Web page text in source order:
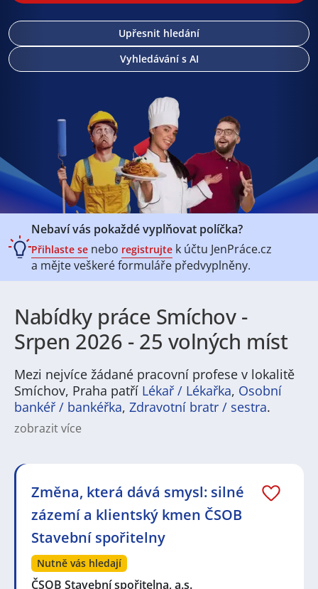
Upřesnit hledání
Vyhledávání s AI
Nebaví vás pokaždé vyplňovat políčka?
Přihlaste se nebo registrujte k účtu JenPráce.cz
a mějte veškeréformuláře předvyplněny.
Nabídky práce Smíchov -
Srpen 2026 - 25 volných míst
Mezi nejvíce žádané pracovní profese v lokalitě
Smíchov, Praha patří Lékař / Lékařka, Osobní
bankéř / bankéřka, Zdravotní bratr / sestra.
zobrazit více
západním břehu řeky Vltavy v Praze, hlavním městě
České republiky. Jedná se o jednu z historických
městských částí Prahy, která má bohatou historii a
mnoho charakteristických prvků. Smíchov je známý
svým rozmanitým kulturním dědictvím, včetně
historických budov, parků a kulturních center.
Změna, která dává smysl: silné
zázemí a klientský kmen ČSOB
Stavební spořitelny
Nutně vás hledají
ČSOB Stavební spořitelna, a.s.